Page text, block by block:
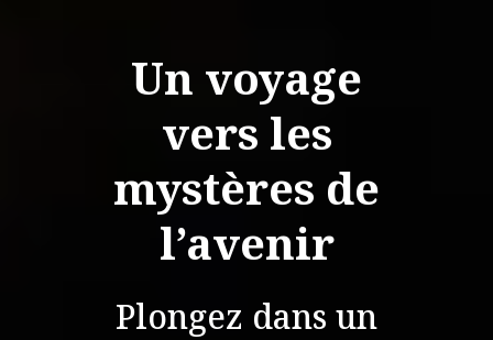
Un voyage
vers les
mystères de
l’avenir
Plongez dans un